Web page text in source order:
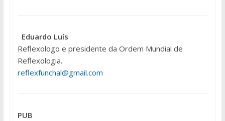
Eduardo Luís
Reflexologo e presidente da Ordem Mundial de
Reflexologia.
reflexfunchal@gmail.com
PUB